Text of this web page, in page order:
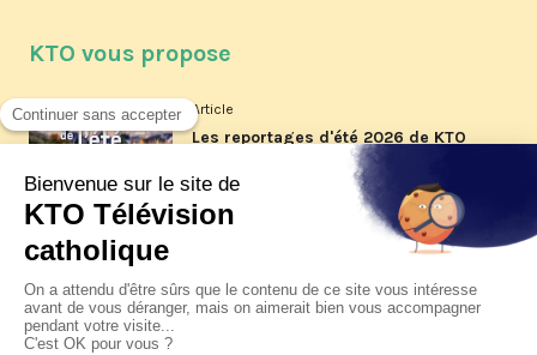
KTO vous propose
Article
Les reportages d'été 2026 de KTO
Article
La visite pastorale du pape Léon
jeudi 6 août